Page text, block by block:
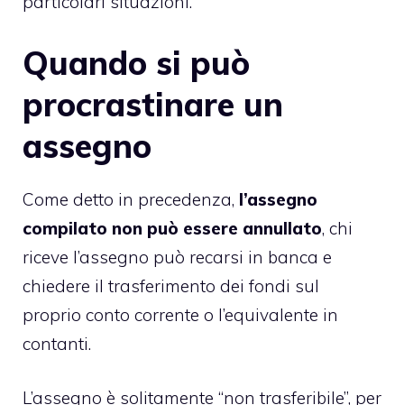
Quando si può
procrastinare un
assegno
Come detto in precedenza, l’assegno
compilato non può essere annullato, chi
riceve l’assegno può recarsi in banca e
chiedere il trasferimento dei fondi sul
proprio conto corrente o l’equivalente in
contanti.
L’assegno è solitamente “non trasferibile”, per